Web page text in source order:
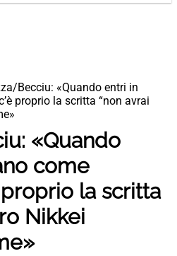
Becciu: «Quando entri in
proprio la scritta “non avrai
«Quando
come
proprio la scritta
Nikkei